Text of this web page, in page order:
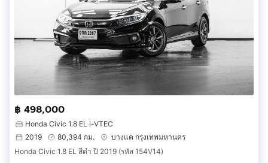
฿ 498,000
Honda Civic 1.8 EL i-VTEC
2019
80,394 กม.
บางแค กรุงเทพมหานคร
Honda Civic 1.8 EL สีดำ ปี 2019 (รหัส 154V14)